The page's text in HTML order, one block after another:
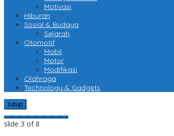
Motivasi
Hiburan
Sosial & Budaya
Sejarah
Otomotif
Mobil
Motor
Modifikasi
Olahraga
Technology & Gadgets
tutup
slide 3 of 8